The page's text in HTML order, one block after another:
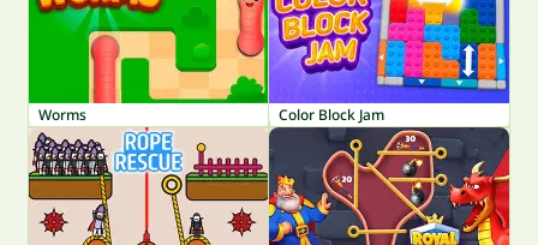
Worms Color Block Jam